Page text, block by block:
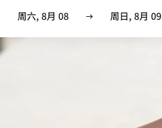
周六, 8月 08 周日, 8月 09